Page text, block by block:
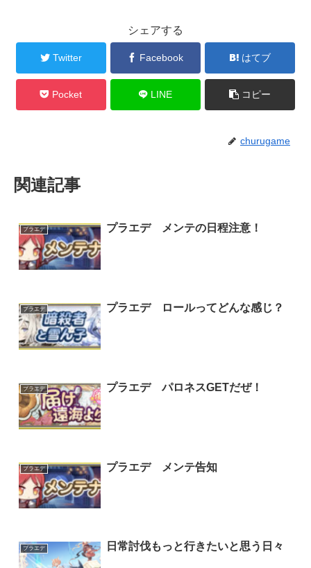
シェアする
Twitter Facebook はてブ
Pocket LINE コピー
churugame
関連記事
プラエデ プラエデ メンテの日程注意！
プラエデ プラエデ ロールってどんな感じ？
プラエデ プラエデ パロネスGETだぜ！
プラエデ プラエデ メンテ告知
プラエデ 日常討伐もっと行きたいと思う日々